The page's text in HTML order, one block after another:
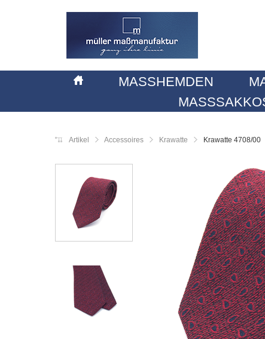
MASSHEMDEN
MASSSAKKOS
Artikel Accessoires Krawatte Krawatte 4708/00